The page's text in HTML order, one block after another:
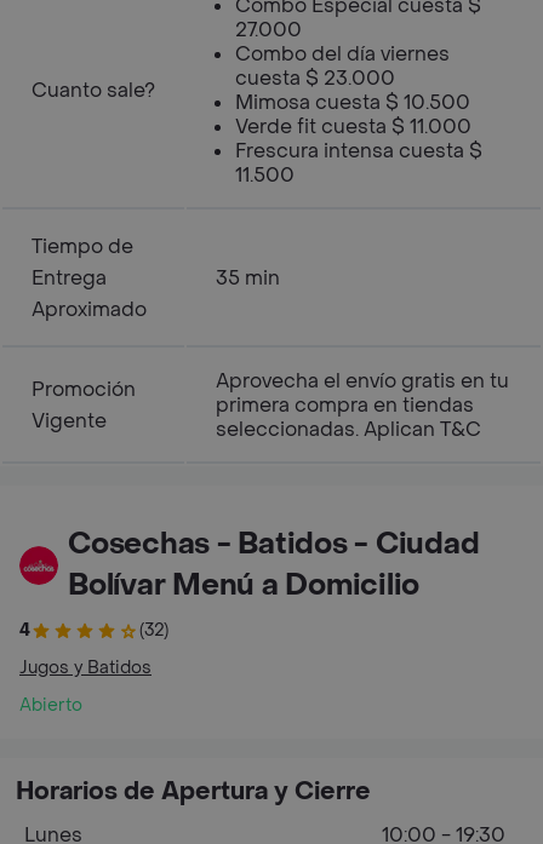
Cuanto sale?
Combo Especial cuesta $
27.000
Combo del día viernes
cuesta $ 23.000
Mimosa cuesta $ 10.500
Verde fit cuesta $ 11.000
Frescura intensa cuesta $
11.500
Tiempo de
Entrega
Aproximado
35 min
Promoción
Vigente
Aprovecha el envío gratis en tu
primera compra en tiendas
seleccionadas. Aplican T&C
Cosechas - Batidos - Ciudad
Bolívar Menú a Domicilio
4
(32)
Jugos y Batidos
Abierto
Horarios de Apertura y Cierre
Lunes
10:00 - 19:30